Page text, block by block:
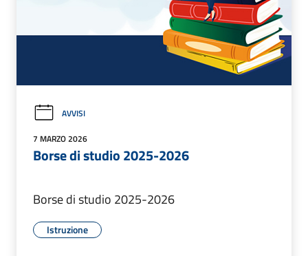
AVVISI
7 MARZO 2026
Borse di studio 2025-2026
Borse di studio 2025-2026
Istruzione